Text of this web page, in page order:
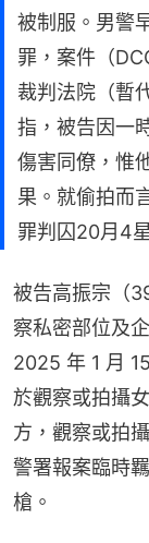
被制服。男警
罪，案件（
裁判法院（暫
指，被告因一
傷害同僚，惟
果。就偷拍而
罪判囚20月4
被告高振宗（
察私密部位及
2025 年 1 月
於觀察或拍攝
方，觀察或拍
警署報案臨時
槍。